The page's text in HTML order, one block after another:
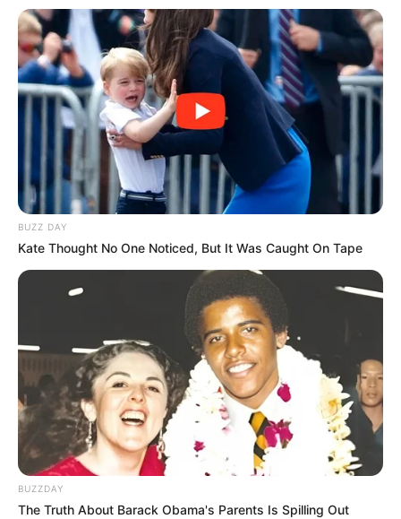
BUZZ DAY
Kate Thought No One Noticed, But It Was Caught On Tape
BUZZDAY
The Truth About Barack Obama's Parents Is Spilling Out